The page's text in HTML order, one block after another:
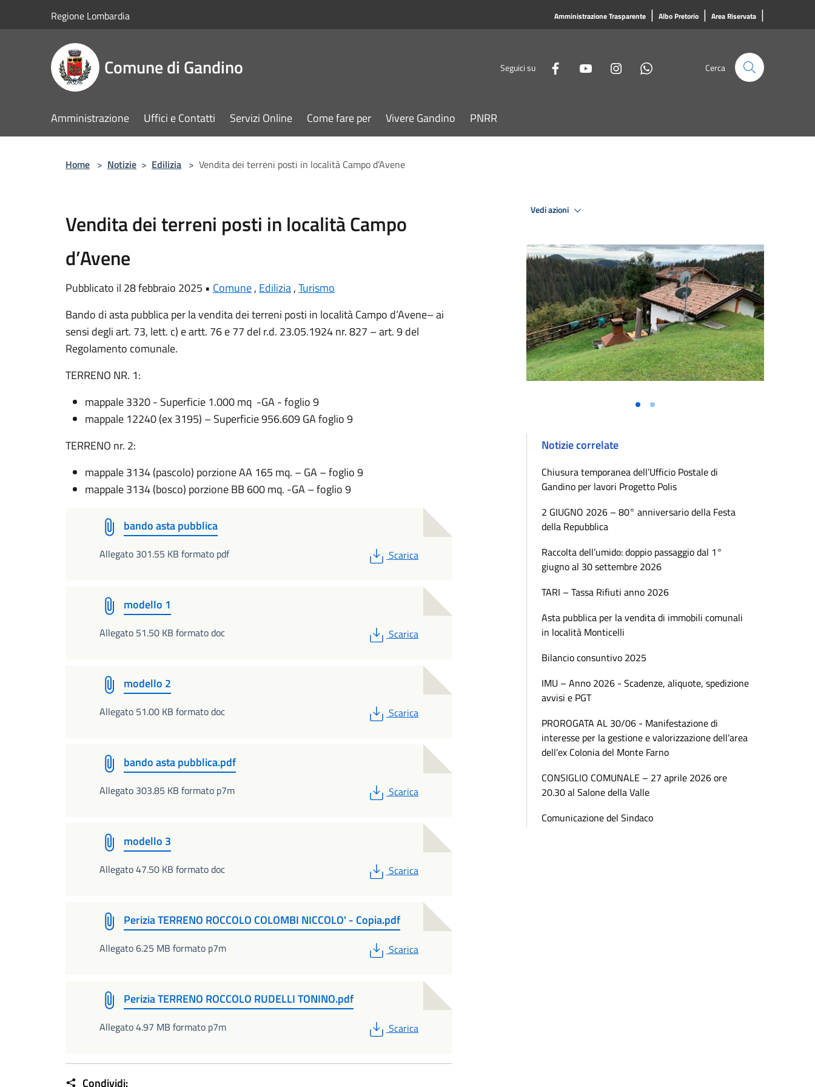
Regione Lombardia Amministrazione Trasparente | Albo Pretorio | Area Riservata |
Comune di Gandino Seguici su Cerca
Amministrazione Uffici e Contatti Servizi Online Come fare per Vivere Gandino PNRR
Home > Notizie > Edilizia > Vendita dei terreni posti in località Campo d’Avene
Vendita dei terreni posti in località Campo
d’Avene
Pubblicato il 28 febbraio 2025 • Comune, Edilizia,Turismo
Bando di asta pubblica per la vendita dei terreni posti in località Campo d’Avene– ai
sensi degli art. 73, lett. c) e artt. 76 e 77 del r.d. 23.05.1924 nr. 827 – art. 9 del
Regolamento comunale.
TERRENO NR. 1:
mappale 3320 - Superficie 1.000 mq -GA - foglio 9
mappale 12240 (ex 3195) – Superficie 956.609 GA foglio 9
TERRENO nr. 2:
mappale 3134 (pascolo) porzione AA 165 mq. – GA – foglio 9
mappale 3134 (bosco) porzione BB 600 mq. -GA – foglio 9
bando asta pubblica
Allegato 301.55 KB formato pdf PDF
Scarica
modello 1
Allegato 51.50 KB formato doc PDF
Scarica
modello 2
Allegato 51.00 KB formato doc PDF
Scarica
bando asta pubblica.pdf
Allegato 303.85 KB formato p7m PDF
Scarica
modello 3
Allegato 47.50 KB formato doc PDF
Scarica
Perizia TERRENO ROCCOLO COLOMBI NICCOLO' - Copia.pdf
Allegato 6.25 MB formato p7m PDF
Scarica
Perizia TERRENO ROCCOLO RUDELLI TONINO.pdf
Allegato 4.97 MB formato p7m PDF
Scarica
Condividi:
Vedi azioni
Vai alla slide 1
Vai alla slide 2
Notizie correlate
Chiusura temporanea dell’Ufficio Postale di
Gandino per lavori Progetto Polis
2 GIUGNO 2026 – 80° anniversario della Festa
della Repubblica
Raccolta dell’umido: doppio passaggio dal 1°
giugno al 30 settembre 2026
TARI – Tassa Rifiuti anno 2026
Asta pubblica per la vendita di immobili comunali
in località Monticelli
Bilancio consuntivo 2025
IMU – Anno 2026 - Scadenze, aliquote, spedizione
avvisi e PGT
PROROGATA AL 30/06 - Manifestazione di
interesse per la gestione e valorizzazione dell’area
dell’ex Colonia del Monte Farno
CONSIGLIO COMUNALE – 27 aprile 2026 ore
20.30 al Salone della Valle
Comunicazione del Sindaco